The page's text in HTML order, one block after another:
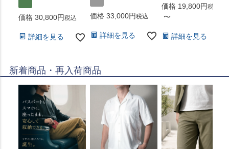
価格 30,800 税込
詳細を見る
価格 33,000 税込
詳細を見る
価格 19,800 税込
〜
詳細を見る
新着商品・再入荷商品